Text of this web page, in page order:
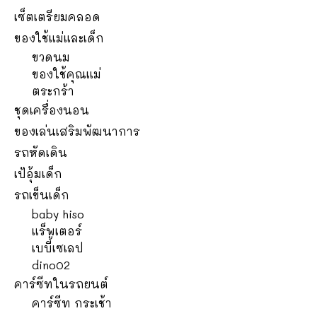
เซ็ตเตรียมคลอด
ของใช้แม่และเด็ก
ขวดนม
ของใช้คุณแม่
ตระกร้า
ชุดเครื่องนอน
ของเล่นเสริมพัฒนาการ
รถหัดเดิน
เป้อุ้มเด็ก
รถเข็นเด็ก
baby hiso
แร็พเตอร์
เบบี้เซเลป
dino02
คาร์ซีทในรถยนต์
คาร์ซีท กระเช้า